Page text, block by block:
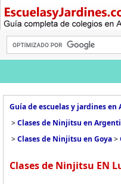
Guía de escuelas y jardines en
>Clases de Ninjitsu en
>Clases de Ninjitsu en Goya>
Clases de Ninjitsu EN